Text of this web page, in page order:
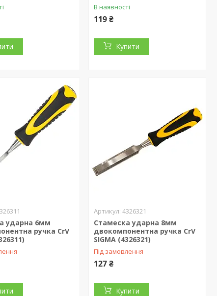
В наявності
119 ₴
Купити
ударна 6мм
ручка CrV
4326321
Стамеска ударна 8мм
двокомпонентна ручка CrV
SIGMA (4326321)
Під замовлення
127 ₴
Купити